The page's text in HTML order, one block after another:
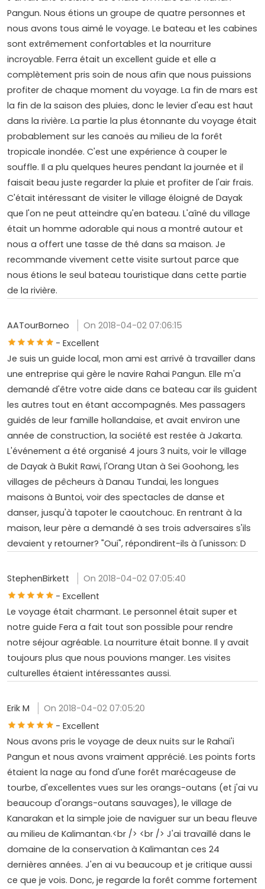
Pangun. Nous étions un groupe de quatre personnes et
nous avons tous aimé le voyage. Le bateau et les cabines
sont extrêmement confortables et la nourriture
incroyable. Ferra était un excellent guide et elle a
complètement pris soin de nous afin que nous puissions
profiter de chaque moment du voyage. La fin de mars est
la fin de la saison des pluies, donc le levier d'eau est haut
dans la rivière. La partie la plus étonnante du voyage était
probablement sur les canoës au milieu de la forêt
tropicale inondée. C'est une expérience à couper le
souffle. Il a plu quelques heures pendant la journée et il
faisait beau juste regarder la pluie et profiter de l'air frais.
C'était intéressant de visiter le village éloigné de Dayak
que l'on ne peut atteindre qu'en bateau. L'aîné du village
était un homme adorable qui nous a montré autour et
nous a offert une tasse de thé dans sa maison. Je
recommande vivement cette visite surtout parce que
nous étions le seul bateau touristique dans cette partie
de la rivière.
AATourBorneo
On 2018-04-02 07:06:15
- Excellent
Je suis un guide local, mon ami est arrivé à travailler dans
une entreprise qui gère le navire Rahai Pangun. Elle m'a
demandé d'être votre aide dans ce bateau car ils guident
les autres tout en étant accompagnés. Mes passagers
guidés de leur famille hollandaise, et avait environ une
année de construction, la société est restée à Jakarta.
L'événement a été organisé 4 jours 3 nuits, voir le village
de Dayak à Bukit Rawi, l'Orang Utan à Sei Goohong, les
villages de pêcheurs à Danau Tundai, les longues
maisons à Buntoi, voir des spectacles de danse et
danser, jusqu'à tapoter le caoutchouc. En rentrant à la
maison, leur père a demandé à ses trois adversaires s'ils
devaient y retourner? "Oui", répondirent-ils à l'unisson: D
StephenBirkett
On 2018-04-02 07:05:40
- Excellent
Le voyage était charmant. Le personnel était super et
notre guide Fera a fait tout son possible pour rendre
notre séjour agréable. La nourriture était bonne. Il y avait
toujours plus que nous pouvions manger. Les visites
culturelles étaient intéressantes aussi.
Erik M
On 2018-04-02 07:05:20
- Excellent
Nous avons pris le voyage de deux nuits sur le Rahai'i
Pangun et nous avons vraiment apprécié. Les points forts
étaient la nage au fond d'une forêt marécageuse de
tourbe, d'excellentes vues sur les orangs-outans (et j'ai vu
beaucoup d'orangs-outans sauvages), le village de
Kanarakan et la simple joie de naviguer sur un beau fleuve
au milieu de Kalimantan.<br /> <br /> J'ai travaillé dans le
domaine de la conservation à Kalimantan ces 24
dernières années. J'en ai vu beaucoup et je critique aussi
ce que je vois. Donc, je regarde la forêt comme fortement